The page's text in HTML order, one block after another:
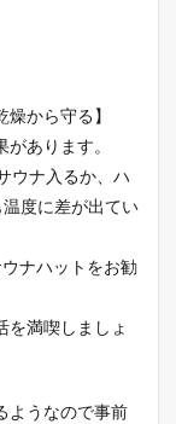
から守る】
あります。
ウナ入るか、ハ
度に差が出てい
ナハットをお勧
を満喫しましょ
ようなので事前